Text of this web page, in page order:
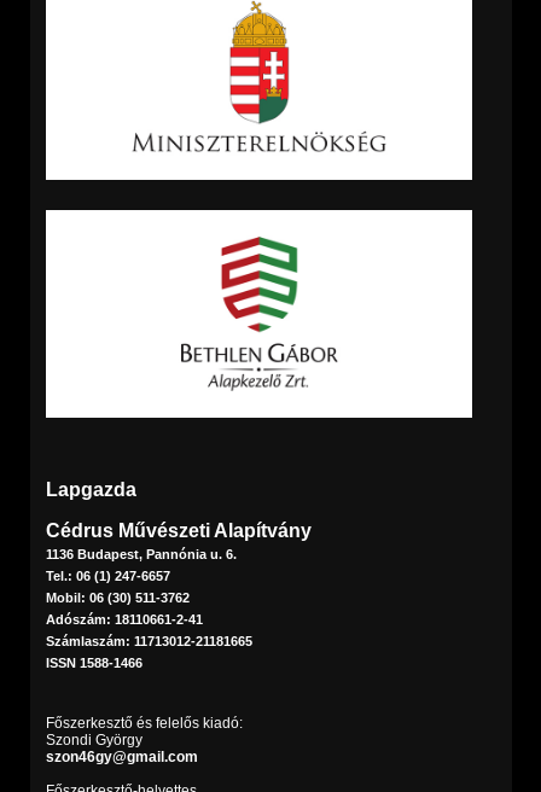
Lapgazda
Cédrus Művészeti Alapítvány
1136 Budapest, Pannónia u. 6.
Tel.: 06 (1) 247-6657
Mobil: 06 (30) 511-3762
Adószám: 18110661-2-41
Számlaszám: 11713012-21181665
ISSN 1588-1466
Főszerkesztő és felelős kiadó:
Szondi György
szon46gy@gmail.com